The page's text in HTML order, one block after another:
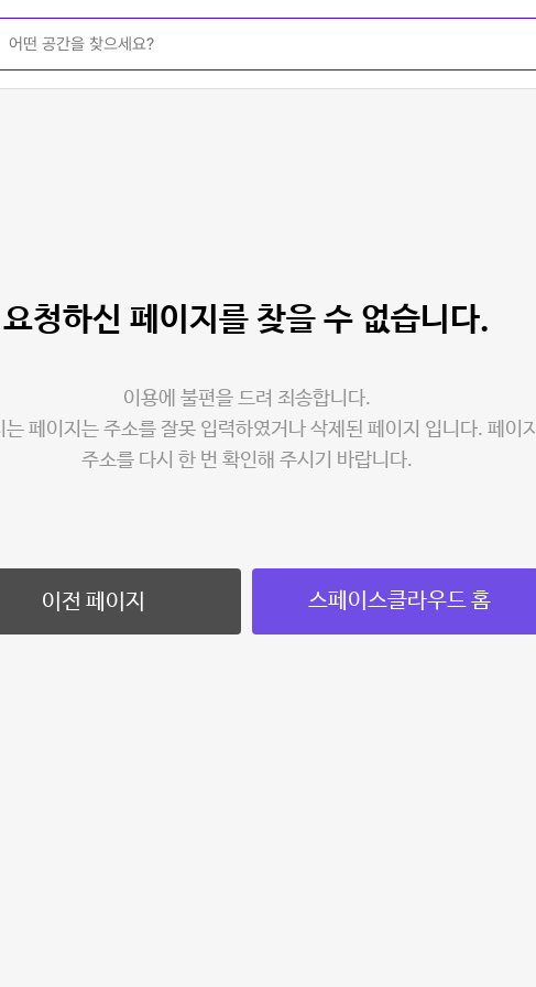
요청하신 페이지를 찾을 수 없습니다.
이용에 불편을 드려 죄송합니다.
는 페이지는 주소를 잘못 입력하였거나 삭제된 페이지 입니다. 페이지
주소를 다시 한 번 확인해 주시기 바랍니다.
이전 페이지 스페이스클라우드 홈